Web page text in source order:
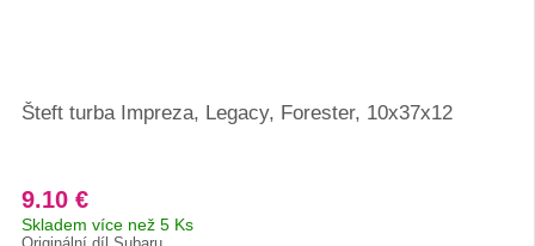
Šteft turba Impreza, Legacy, Forester, 10x37x12
9.10 €
Skladem více než 5 Ks